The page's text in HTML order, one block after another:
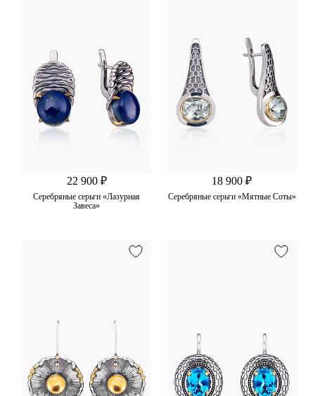
22 900 ₽
Серебряные серьги «Лазурная
Завеса»
18 900 ₽
Серебряные серьги «Мятные Соты»